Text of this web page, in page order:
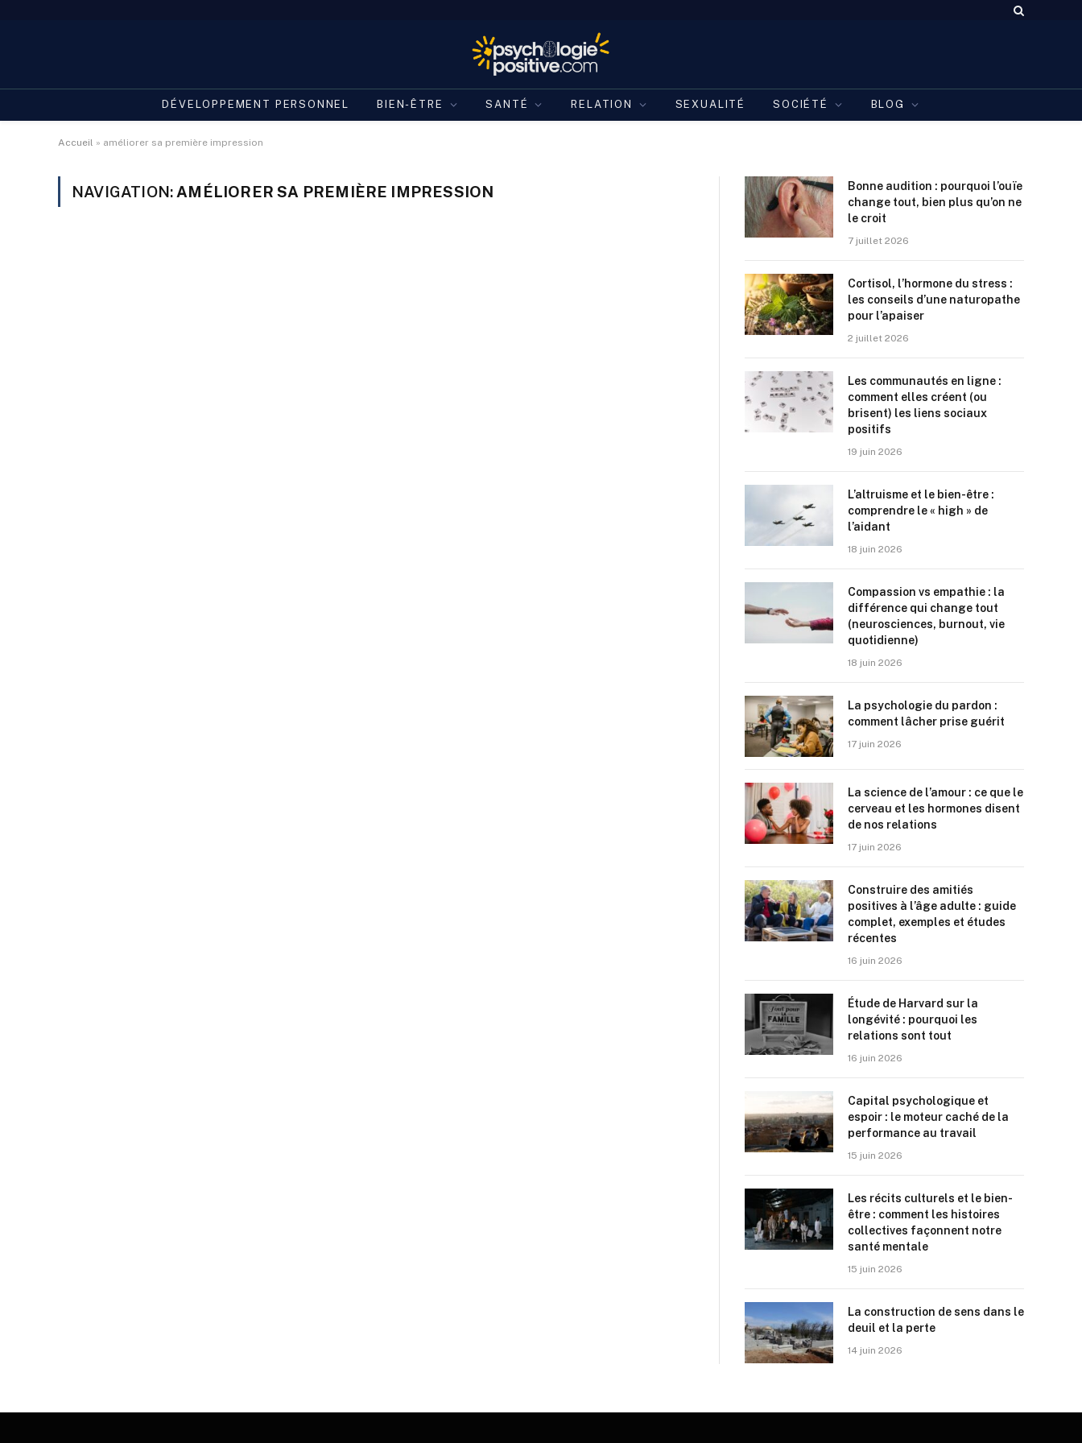
DÉVELOPPEMENT PERSONNEL BIEN-ÊTRE SANTÉ RELATION SEXUALITÉ SOCIÉTÉ BLOG
Accueil » améliorer sa première impression
NAVIGATION: AMÉLIORER SA PREMIÈRE IMPRESSION
Bonne audition : pourquoi l’ouïe
change tout, bien plus qu’on ne
le croit
7 juillet 2026
Cortisol, l’hormone du stress :
les conseils d’une naturopathe
pour l’apaiser
2 juillet 2026
Les communautés en ligne :
comment elles créent (ou
brisent) les liens sociaux
positifs
19 juin 2026
L’altruisme et le bien-être :
comprendre le « high » de
l’aidant
18 juin 2026
Compassion vs empathie : la
différence qui change tout
(neurosciences, burnout, vie
quotidienne)
18 juin 2026
La psychologie du pardon :
comment lâcher prise guérit
17 juin 2026
La science de l’amour : ce que le
cerveau et les hormones disent
de nos relations
17 juin 2026
Construire des amitiés
positives à l’âge adulte : guide
complet, exemples et études
récentes
16 juin 2026
Étude de Harvard sur la
longévité : pourquoi les
relations sont tout
16 juin 2026
Capital psychologique et
espoir : le moteur caché de la
performance au travail
15 juin 2026
Les récits culturels et le bien-
être : comment les histoires
collectives façonnent notre
santé mentale
15 juin 2026
La construction de sens dans le
deuil et la perte
14 juin 2026